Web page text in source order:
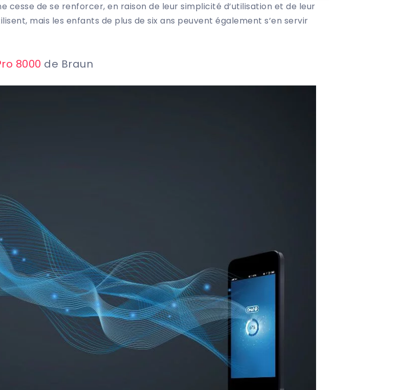
cesse de se renforcer, en raison de leur simplicité d’utilisation et de leur
mais les enfants de plus de six ans peuvent également s’en servir
8000 de Braun